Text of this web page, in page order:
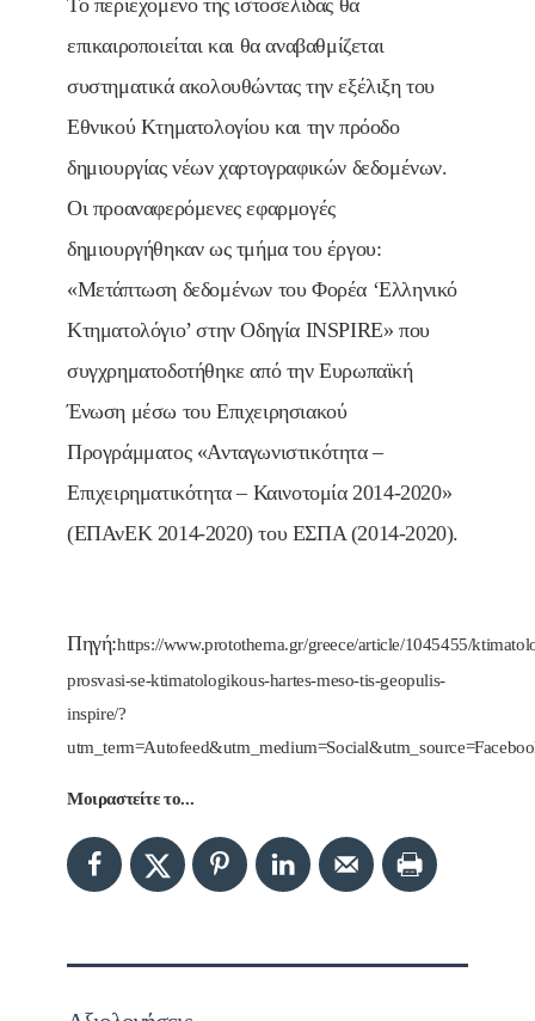
επικαιροποιείται και θα αναβαθμίζεται
συστηματικά ακολουθώντας την εξέλιξη του
Εθνικού Κτηματολογίου και την πρόοδο
δημιουργίας νέων χαρτογραφικών δεδομένων.
Οι προαναφερόμενες εφαρμογές
δημιουργήθηκαν ως τμήμα του έργου:
«Μετάπτωση δεδομένων του Φορέα ‘Ελληνικό
Κτηματολόγιο’ στην Οδηγία INSPIRE» που
συγχρηματοδοτήθηκε από την Ευρωπαϊκή
Ένωση μέσω του Επιχειρησιακού
Προγράμματος «Ανταγωνιστικότητα –
Επιχειρηματικότητα – Καινοτομία 2014-2020»
(ΕΠΑνΕΚ 2014-2020) του ΕΣΠΑ (2014-2020).
Πηγή:https://www.protothema.gr/greece/article/1045455/
prosvasi-se-ktimatologikous-hartes-meso-tis-geopulis-
inspire/?
Μοιραστείτε το...